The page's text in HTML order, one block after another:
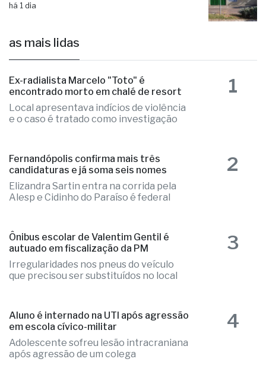
há 1 dia
as mais lidas
Ex-radialista Marcelo "Toto" é
encontrado morto em chalé de resort
Local apresentava indícios de violência
e o caso é tratado como investigação
1
Fernandópolis confirma mais três
candidaturas e já soma seis nomes
Elizandra Sartin entra na corrida pela
Alesp e Cidinho do Paraíso é federal
2
Ônibus escolar de Valentim Gentil é
autuado em fiscalização da PM
Irregularidades nos pneus do veículo
que precisou ser substituídos no local
3
Aluno é internado na UTI após agressão
em escola cívico-militar
Adolescente sofreu lesão intracraniana
após agressão de um colega
4